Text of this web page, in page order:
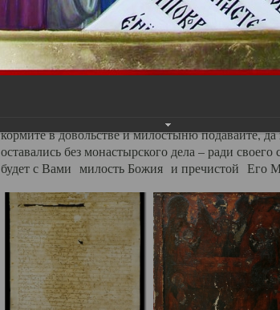
монастырю в Архангельском краеведческом музее
Икона Богоматери Владимирской подаренная
находится в Архангельском краеведческом музее.
В своем духовном завещании преподобный
равно духовно и телесно, пищею и одеждою по
пития сверх братского продовольствия
обувь. Хмельного питья в монастыре не
кормите в довольстве и милостыню подавайте, да
оставались без монастырского дела – ради
будет с Вами милость Божия и пречистой Его